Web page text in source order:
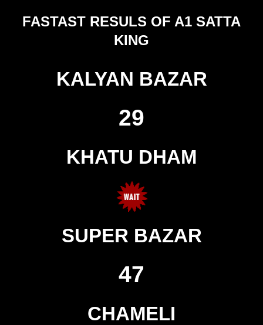
FASTAST RESULS OF A1 SATTA
KING
KALYAN BAZAR
29
KHATU DHAM
SUPER BAZAR
47
CHAMELI